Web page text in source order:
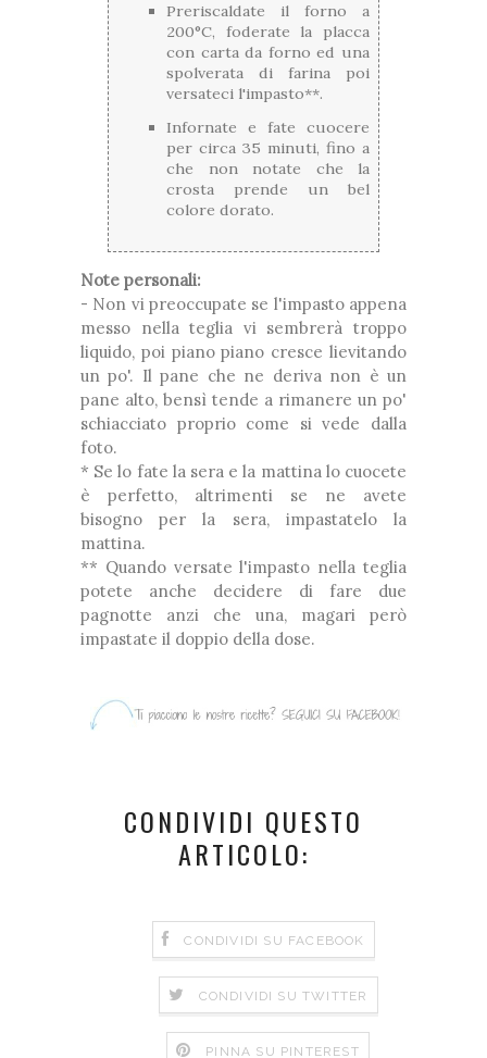
Preriscaldate il forno a
200°C, foderate la placca
con carta da forno ed una
spolverata di farina poi
versateci l'impasto**.
Infornate e fate cuocere
per circa 35 minuti, fino a
che non notate che la
crosta prende un bel
colore dorato.
Note personali:
- Non vi preoccupate se l'impasto appena
messo nella teglia vi sembrerà troppo
liquido, poi piano piano cresce lievitando
un po'. Il pane che ne deriva non è un
pane alto, bensì tende a rimanere un po'
schiacciato proprio come si vede dalla
foto.
* Se lo fate la sera e la mattina lo cuocete
è perfetto, altrimenti se ne avete
bisogno per la sera, impastatelo la
mattina.
** Quando versate l'impasto nella teglia
potete anche decidere di fare due
pagnotte anzi che una, magari però
impastate il doppio della dose.
CONDIVIDI QUESTO
ARTICOLO:
CONDIVIDI SU FACEBOOK
CONDIVIDI SU TWITTER
PINNA SU PINTEREST